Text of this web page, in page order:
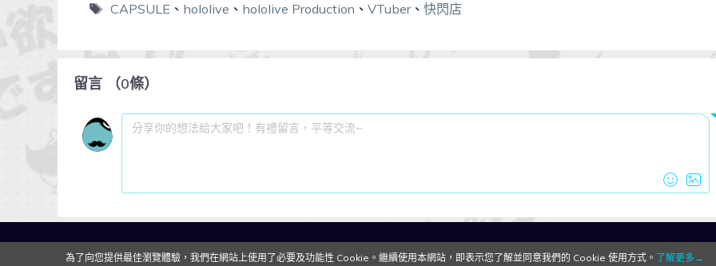
CAPSULE 、 hololive 、 hololive Production 、 VTuber、 快閃店
留言 （0條）
為了向您提供最佳瀏覽體驗，我們在網站上使用了必要及功能性 Cookie。繼續使用本網站，即表示您了解並同意我們的 Cookie 使用方式。 了解更多→